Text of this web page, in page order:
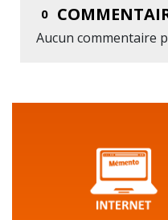
0
Aucun commentaire